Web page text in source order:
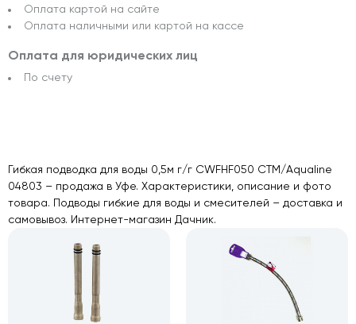
Оплата картой на сайте
Оплата наличными или картой на кассе
Оплата для юридических лиц
По счету
Гибкая подводка для воды 0,5м г/г CWFHF050 CTM/Aqualine
04803 – продажа в Уфе. Характеристики, описание и фото
товара. Подводы гибкие для воды и смесителей – доставка и
самовывоз. Интернет-магазин Дачник.